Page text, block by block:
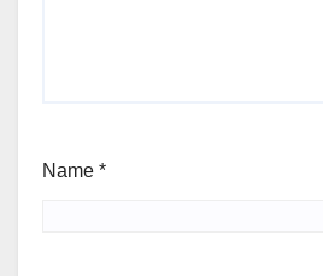
Name *